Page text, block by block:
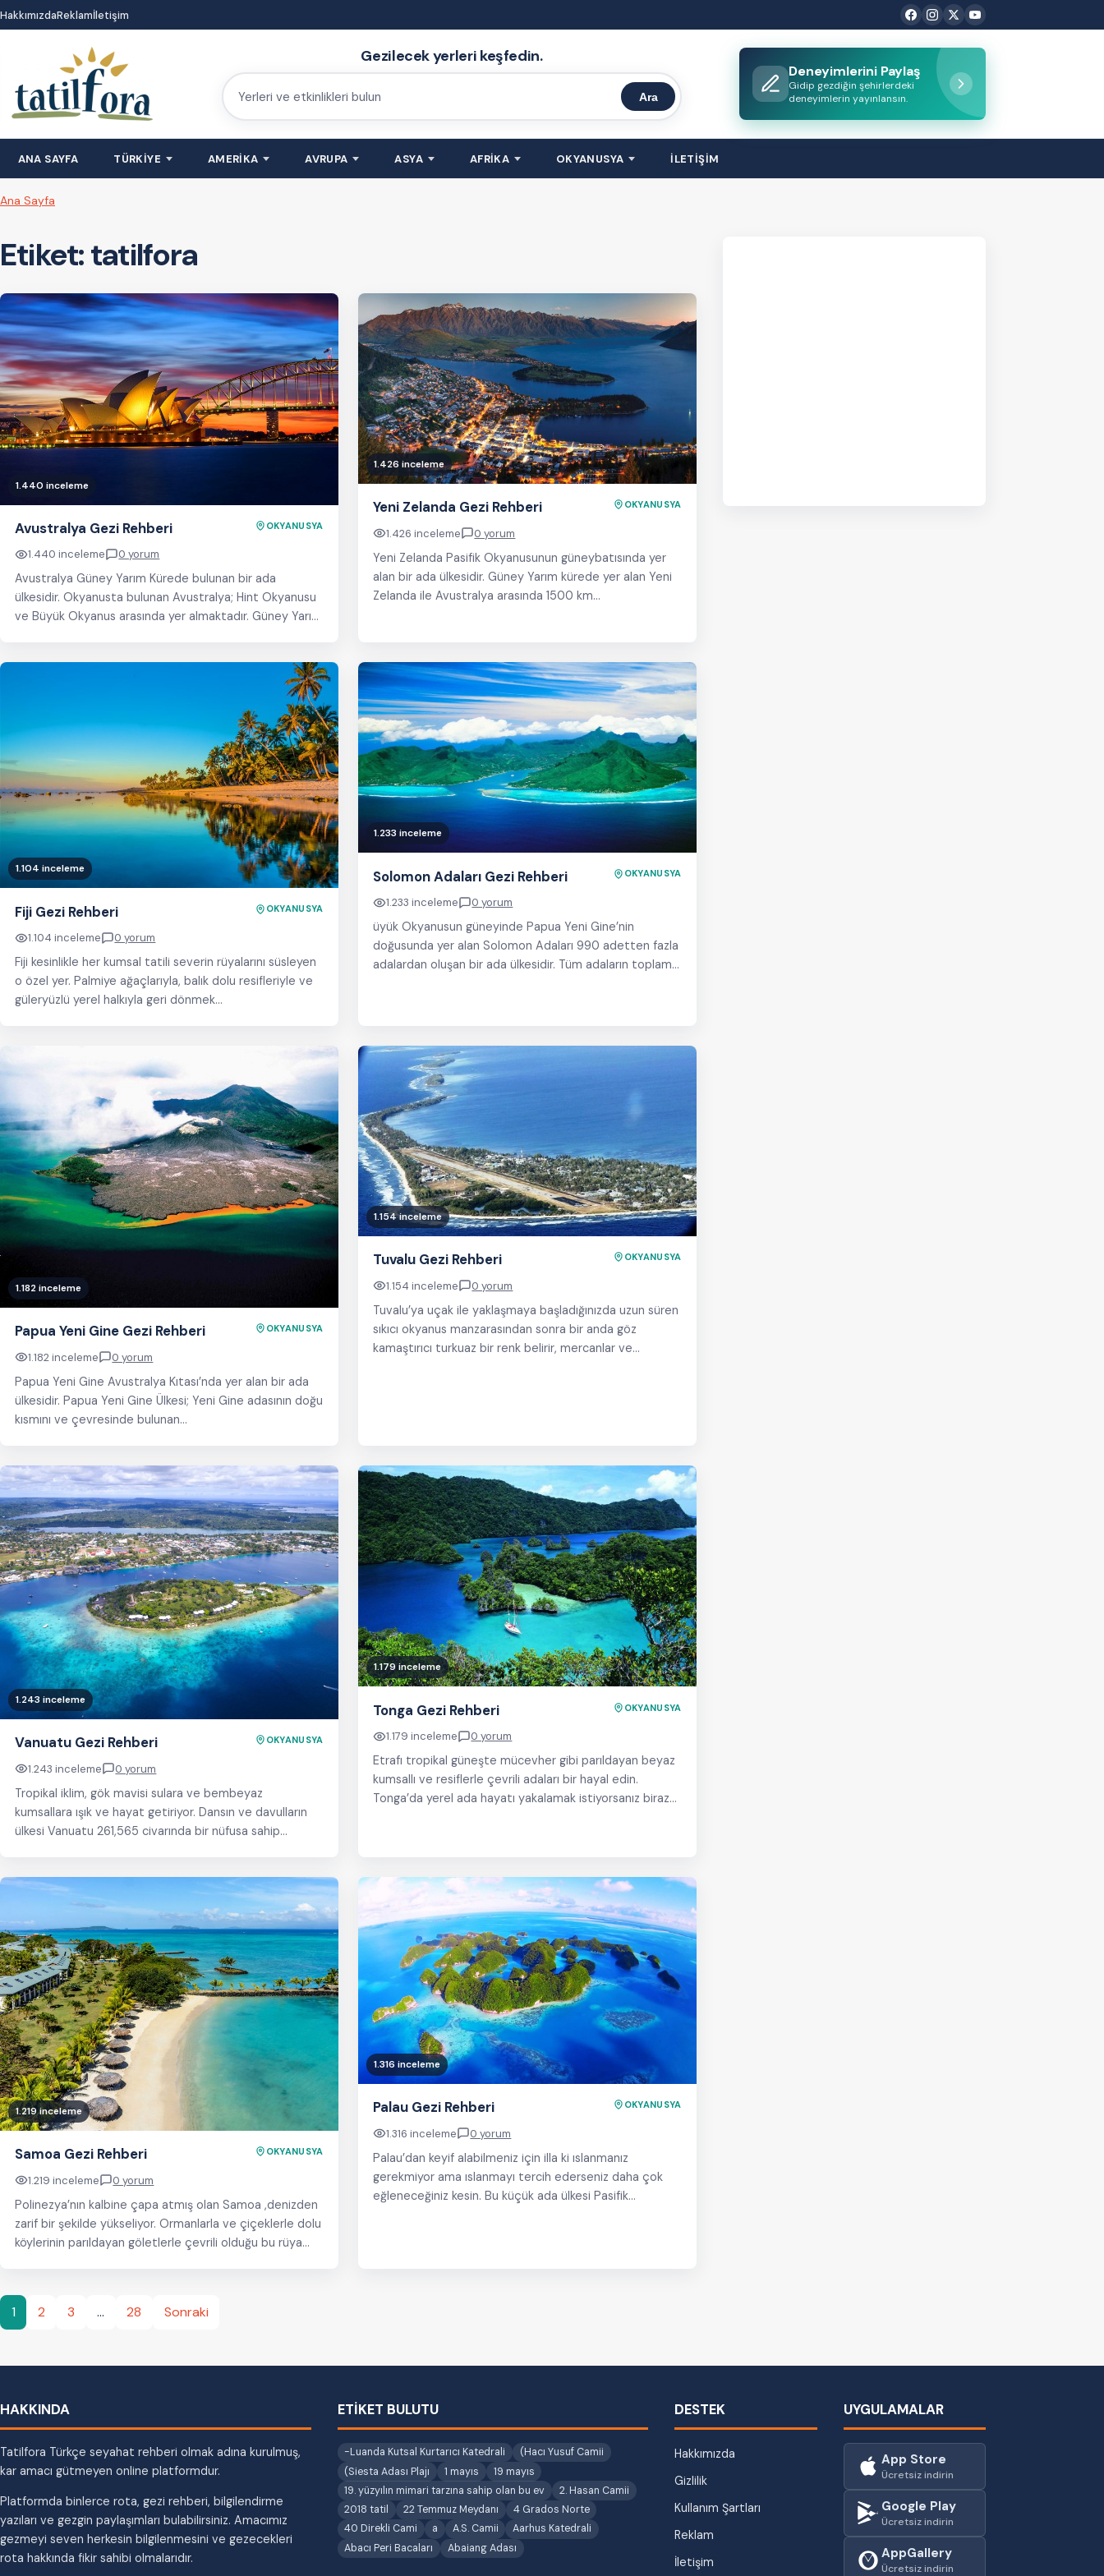
İçeriğe
atla
HakkımızdaReklamİletişim
Gezilecek yerleri keşfedin.
Yerleri
Ara
Deneyimlerini Paylaş
Gidip gezdiğin şehirlerdeki
deneyimlerin yayınlansın.
ANA SAYFA TÜRKİYE AMERİKA AVRUPA ASYA AFRİKA OKYANUSYA İLETİŞİM
Ana Sayfa
Etiket:tatilfora
1.440 inceleme
Avustralya Gezi Rehberi OKYANUSYA
1.440 inceleme 0 yorum
Avustralya Güney Yarım Kürede bulunan bir ada
ülkesidir. Okyanusta bulunan Avustralya; Hint Okyanusu
ve Büyük Okyanus arasında yer almaktadır. Güney Yarım
1.426 inceleme
Yeni Zelanda Gezi Rehberi OKYANUSYA
1.426 inceleme 0 yorum
Yeni Zelanda Pasifik Okyanusunun güneybatısında yer
alan bir ada ülkesidir. Güney Yarım kürede yer alan Yeni
Zelanda ile Avustralya arasında 1500 km…
1.104 inceleme
Fiji Gezi Rehberi OKYANUSYA
1.104 inceleme 0 yorum
Fiji kesinlikle her kumsal tatili severin rüyalarını süsleyen
o özel yer. Palmiye ağaçlarıyla, balık dolu resifleriyle ve
güleryüzlü yerel halkıyla geri dönmek…
1.233 inceleme
Solomon Adaları Gezi Rehberi OKYANUSYA
1.233 inceleme 0 yorum
üyük Okyanusun güneyinde Papua Yeni Gine’nin
doğusunda yer alan Solomon Adaları 990 adetten fazla
adalardan oluşan bir ada ülkesidir. Tüm adaların toplam…
1.182 inceleme
Papua Yeni Gine Gezi Rehberi OKYANUSYA
1.182 inceleme 0 yorum
Papua Yeni Gine Avustralya Kıtası’nda yer alan bir ada
ülkesidir. Papua Yeni Gine Ülkesi; Yeni Gine adasının doğu
kısmını ve çevresinde bulunan…
1.154 inceleme
Tuvalu Gezi Rehberi OKYANUSYA
1.154 inceleme 0 yorum
Tuvalu’ya uçak ile yaklaşmaya başladığınızda uzun süren
sıkıcı okyanus manzarasından sonra bir anda göz
kamaştırıcı turkuaz bir renk belirir, mercanlar ve
1.243 inceleme
Vanuatu Gezi Rehberi OKYANUSYA
1.243 inceleme 0 yorum
Tropikal iklim, gök mavisi sulara ve bembeyaz
kumsallara ışık ve hayat getiriyor. Dansın ve davulların
ülkesi Vanuatu 261,565 civarında bir nüfusa sahip…
1.179 inceleme
Tonga Gezi Rehberi OKYANUSYA
1.179 inceleme 0 yorum
Etrafı tropikal güneşte mücevher gibi parıldayan beyaz
kumsallı ve resiflerle çevrili adaları bir hayal edin.
Tonga’da yerel ada hayatı yakalamak istiyorsanız biraz…
1.219 inceleme
Samoa Gezi Rehberi OKYANUSYA
1.219 inceleme 0 yorum
Polinezya’nın kalbine çapa atmış olan Samoa ,denizden
zarif bir şekilde yükseliyor. Ormanlarla ve çiçeklerle dolu
köylerinin parıldayan göletlerle çevrili olduğu bu rüya…
1.316 inceleme
Palau Gezi Rehberi OKYANUSYA
1.316 inceleme 0 yorum
Palau’dan keyif alabilmeniz için illa ki ıslanmanız
gerekmiyor ama ıslanmayı tercih ederseniz daha çok
eğleneceğiniz kesin. Bu küçük ada ülkesi Pasifik
Yazı
1 2 3 … 28 Sonraki
HAKKINDA
Tatilfora Türkçe seyahat rehberi olmak adına kurulmuş,
kar amacı gütmeyen online platformdur.
Platformda binlerce rota, gezi rehberi, bilgilendirme
yazıları ve gezgin paylaşımları bulabilirsiniz. Amacımız
gezmeyi seven herkesin bilgilenmesini ve gezecekleri
rota hakkında fikir sahibi olmalarıdır.
ETİKET BULUTU
-Luanda Kutsal Kurtarıcı Katedrali
(Hacı Yusuf Camii
(Siesta Adası Plajı
1 mayıs
19 mayıs
19. yüzyılın mimari tarzına sahip olan bu ev
2. Hasan Camii
2018 tatil
22 Temmuz Meydanı
4 Grados Norte
40 Direkli Cami
a A.S. Camii
Aarhus Katedrali
Abacı Peri Bacaları
Abaiang Adası
DESTEK
Hakkımızda
Gizlilik
Kullanım Şartları
Reklam
İletişim
UYGULAMALAR
App Store
Ücretsiz indirin
Google Play
Ücretsiz indirin
AppGallery
Ücretsiz indirin